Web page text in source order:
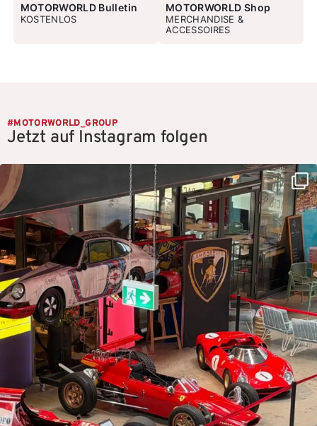
MOTORWORLD Bulletin
KOSTENLOS
MOTORWORLD Shop
MERCHANDISE &
ACCESSOIRES
#MOTORWORLD_GROUP
Jetzt auf Instagram folgen
motorworld_group
Aug. 5